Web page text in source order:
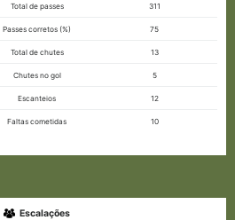
Total de passes 311
Passes corretos (%) 75
Total de chutes 13
Chutes no gol 5
Escanteios 12
Faltas cometidas 10
Escalações